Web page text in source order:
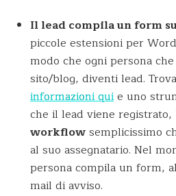
Il lead compila un form
piccole estensioni per
modo che ogni persona
sito/blog, diventi lead.
informazioni quie uno
che il lead viene registrato,
workflowsemplicissimo
al suo assegnatario. Nel
persona compila un form,
mail di avviso.